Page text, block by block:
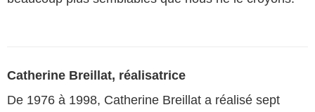
Catherine Breillat, réalisatrice
De 1976 à 1998, Catherine Breillat a réalisé sept